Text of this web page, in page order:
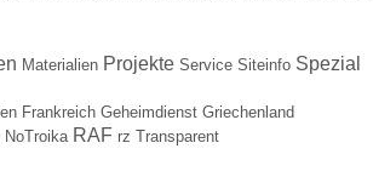
Materialien Projekte Service Siteinfo Spezial
Frankreich Geheimdienst Griechenland
NoTroika RAF rz Transparent